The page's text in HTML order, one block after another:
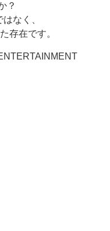
？
なく、
存在です。